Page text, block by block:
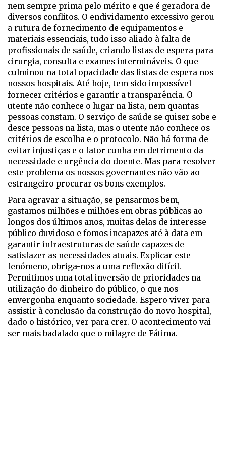
nem sempre prima pelo mérito e que é geradora de
diversos conflitos. O endividamento excessivo gerou
a rutura de fornecimento de equipamentos e
materiais essenciais, tudo isso aliado à falta de
profissionais de saúde, criando listas de espera para
cirurgia, consulta e exames intermináveis. O que
culminou na total opacidade das listas de espera nos
nossos hospitais. Até hoje, tem sido impossível
fornecer critérios e garantir a transparência. O
utente não conhece o lugar na lista, nem quantas
pessoas constam. O serviço de saúde se quiser sobe e
desce pessoas na lista, mas o utente não conhece os
critérios de escolha e o protocolo. Não há forma de
evitar injustiças e o fator cunha em detrimento da
necessidade e urgência do doente. Mas para resolver
este problema os nossos governantes não vão ao
estrangeiro procurar os bons exemplos.
Para agravar a situação, se pensarmos bem,
gastamos milhões e milhões em obras públicas ao
longos dos últimos anos, muitas delas de interesse
público duvidoso e fomos incapazes até à data em
garantir infraestruturas de saúde capazes de
satisfazer as necessidades atuais. Explicar este
fenómeno, obriga-nos a uma reflexão difícil.
Permitimos uma total inversão de prioridades na
utilização do dinheiro do público, o que nos
envergonha enquanto sociedade. Espero viver para
assistir à conclusão da construção do novo hospital,
dado o histórico, ver para crer. O acontecimento vai
ser mais badalado que o milagre de Fátima.